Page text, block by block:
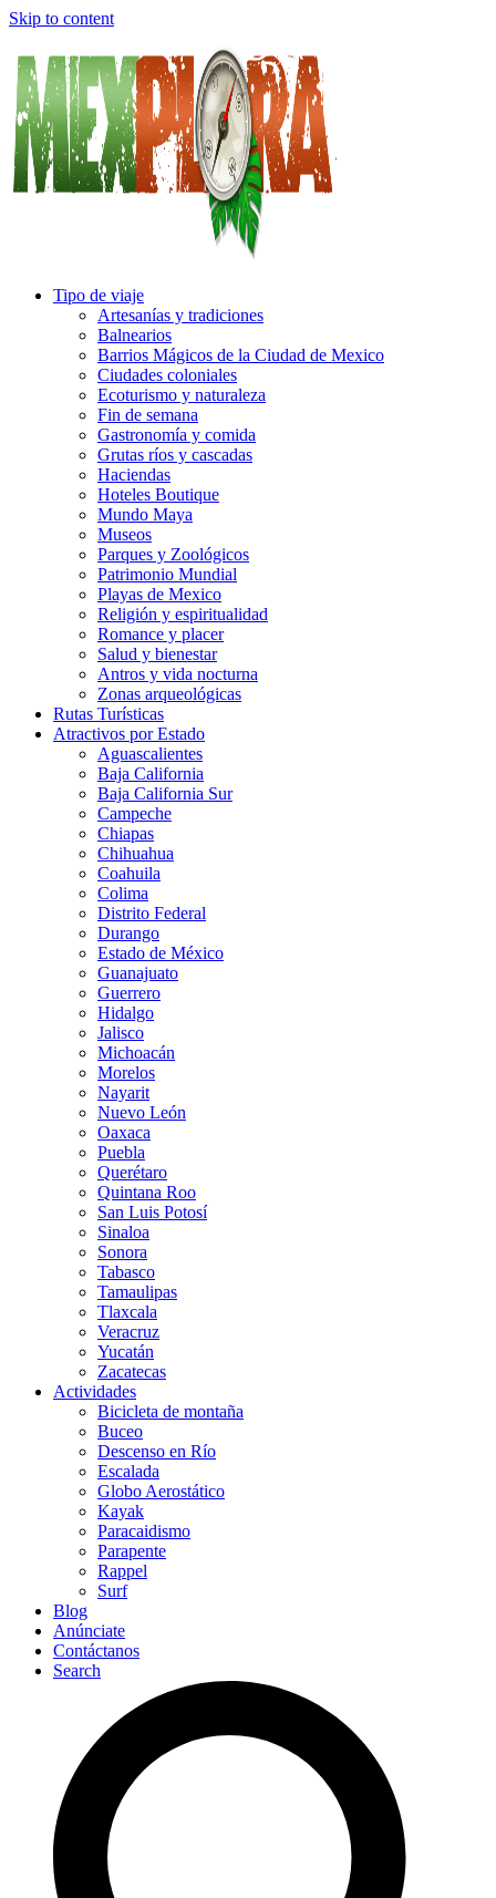
Skip to content
Tipo de viaje
Artesanías y tradiciones
Balnearios
Barrios Mágicos de la Ciudad de Mexico
Ciudades coloniales
Ecoturismo y naturaleza
Fin de semana
Gastronomía y comida
Grutas ríos y cascadas
Haciendas
Hoteles Boutique
Mundo Maya
Museos
Parques y Zoológicos
Patrimonio Mundial
Playas de Mexico
Religión y espiritualidad
Romance y placer
Salud y bienestar
Antros y vida nocturna
Zonas arqueológicas
Rutas Turísticas
Atractivos por Estado
Aguascalientes
Baja California
Baja California Sur
Campeche
Chiapas
Chihuahua
Coahuila
Colima
Distrito Federal
Durango
Estado de México
Guanajuato
Guerrero
Hidalgo
Jalisco
Michoacán
Morelos
Nayarit
Nuevo León
Oaxaca
Puebla
Querétaro
Quintana Roo
San Luis Potosí
Sinaloa
Sonora
Tabasco
Tamaulipas
Tlaxcala
Veracruz
Yucatán
Zacatecas
Actividades
Bicicleta de montaña
Buceo
Descenso en Río
Escalada
Globo Aerostático
Kayak
Paracaidismo
Parapente
Rappel
Surf
Blog
Anúnciate
Contáctanos
Search